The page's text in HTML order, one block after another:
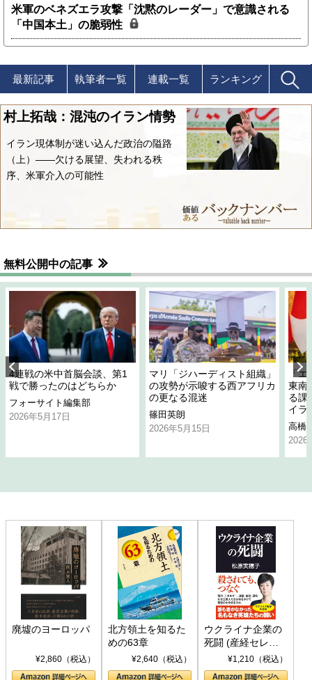
米軍のベネズエラ攻撃「沈黙のレーダー」で意識される
「中国本土」の脆弱性
最新記事 執筆者一覧 連載一覧 ランキング
村上拓哉：混沌のイラン情勢
イラン現体制が迷い込んだ政治の隘路
（上）――欠ける展望、失われる秩
序、米軍介入の可能性
無料公開中の記事
4連戦の米中首脳会談、第1
戦で勝ったのはどちらか
フォーサイト編集部
2026年5月17日
マリ「ジハーディスト組織」
の攻勢が示唆する西アフリカ
の更なる混迷
篠田英朗
2026年5月15日
「
東南
る課
イラ
高橋
2026
廃墟のヨーロッパ
¥2,860（税込）
北方領土を知るた
めの63章
¥2,640（税込）
ウクライナ企業の
死闘 (産経セレク
ト S 039)¥1,210（税込）